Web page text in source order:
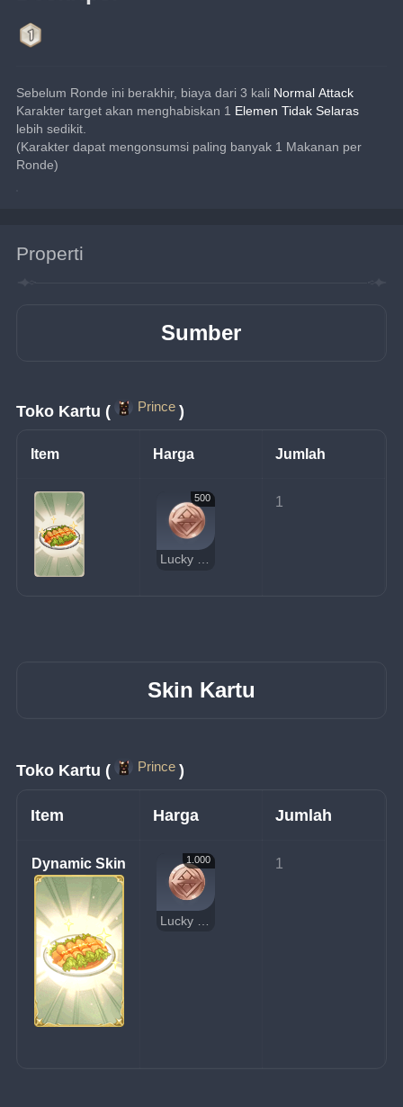
Sebelum Ronde ini berakhir, biaya dari 3 kali Normal Attack
Karakter target akan menghabiskan 1 Elemen Tidak Selaras
lebih sedikit.
(Karakter dapat mengonsumsi paling banyak 1 Makanan per
Ronde)
Properti
Sumber
Toko Kartu ( Prince )
Item Harga Jumlah
500
Lucky Coin
1
Skin Kartu
Toko Kartu ( Prince )
Item Harga Jumlah
Dynamic Skin 1.000
Lucky Coin
1